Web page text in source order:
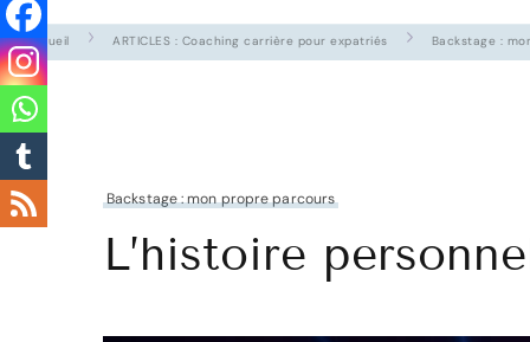
Accueil ARTICLES : Coaching carrière pour expatriés Backstage :
Backstage : mon propre parcours
L’histoire